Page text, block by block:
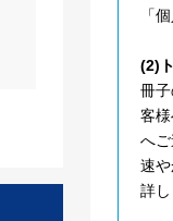
「
(2)
冊
客
へ
速
詳